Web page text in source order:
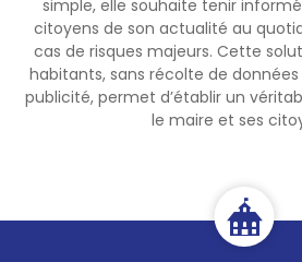
simple, elle souhaite tenir
citoyens de son actualité au
cas de risques majeurs. Cette
habitants, sans récolte de
publicité, permet d’établir un
le maire et ses